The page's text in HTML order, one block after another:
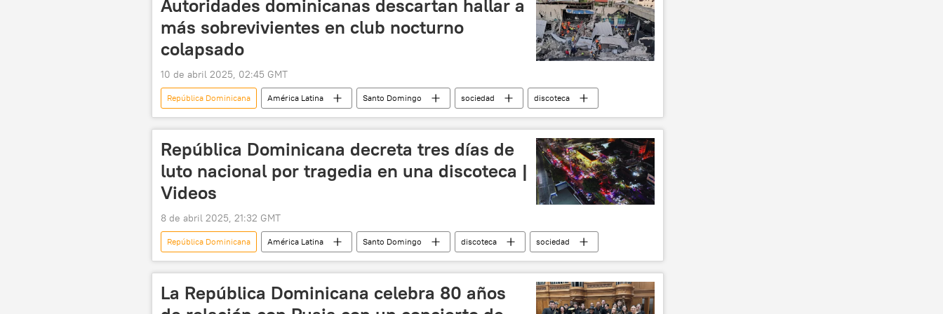
Autoridades dominicanas descartan hallar a
más sobrevivientes en club nocturno
colapsado
10 de abril 2025, 02:45 GMT
República Dominicana América Latina Santo Domingo sociedad discoteca
República Dominicana decreta tres días de
luto nacional por tragedia en una discoteca |
Videos
8 de abril 2025, 21:32 GMT
República Dominicana América Latina Santo Domingo discoteca sociedad
La República Dominicana celebra 80 años